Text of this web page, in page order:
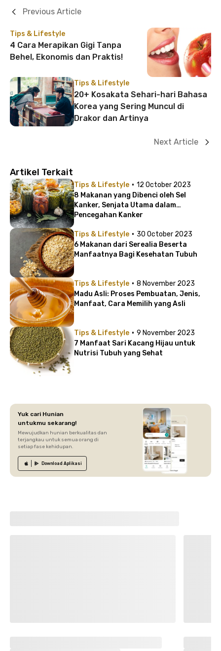
Tips & Lifestyle
4 Cara Merapikan Gigi Tanpa
Behel, Ekonomis dan Praktis!
Previous Article
Tips & Lifestyle
20+ Kosakata Sehari-hari Bahasa
Korea yang Sering Muncul di
Drakor dan Artinya
Next Article
Artikel Terkait
Tips & Lifestyle · 12 October 2023
8 Makanan yang Dibenci oleh Sel
Kanker, Senjata Utama dalam
Pencegahan Kanker
Tips & Lifestyle · 30 October 2023
6 Makanan dari Serealia Beserta
Manfaatnya Bagi Kesehatan Tubuh
Tips & Lifestyle · 8 November 2023
Madu Asli: Proses Pembuatan, Jenis,
Manfaat, Cara Memilih yang Asli
Tips & Lifestyle · 9 November 2023
7 Manfaat Sari Kacang Hijau untuk
Nutrisi Tubuh yang Sehat
Yuk cari Hunian
untukmu sekarang!
Mewujudkan hunian berkualitas dan
terjangkau untuk semua orang di
setiap fase kehidupan.
Download Aplikasi